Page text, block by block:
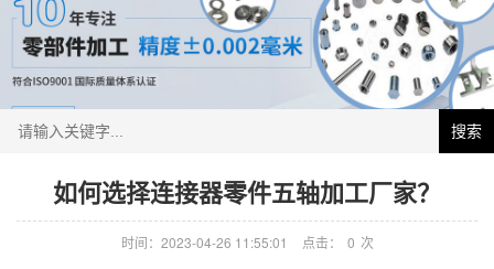
搜索
如何选择连接器零件五轴加工‍厂家？
时间：2023-04-26 11:55:01 点击： 0 次